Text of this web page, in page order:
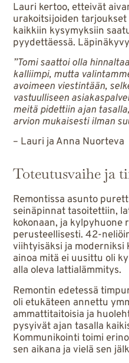
Lauri kertoo, etteivät
urakoitsijoiden tarjoukset
kaikkiin kysymyksiin
pyydettäessä.
”Tomi saattoi olla
kalliimpi, mutta
avoimeen viestintään,
vastuulliseen
meitä pidettiin ajan
arvion mukaisesti ilman
– Lauri ja Anna Nuorteva
Toteutusvaihe ja
Remontissa asunto
seinäpinnat tasoitettiin,
kokonaan, ja kylpyhuone
perusteellisesti. 42-
viihtyisäksi ja moderniksi
ainoa mitä ei uusittu oli
alla oleva lattialämmitys.
Remontin edetessä
oli etukäteen annettu
ammattitaitoisia ja
pysyivät ajan tasalla
Kommunikointi toimi
sen aikana ja vielä sen